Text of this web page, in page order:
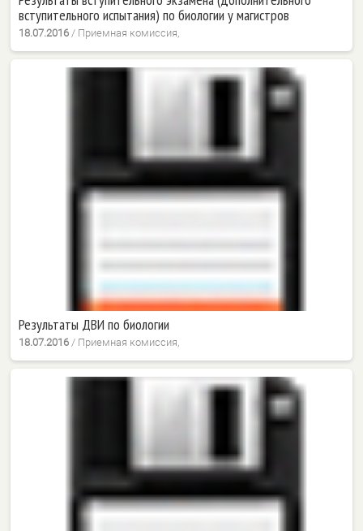
вступительного испытания) по биологии у магистров
18.07.2016 / Приемная комиссия,
Результаты ДВИ по биологии
18.07.2016 / Приемная комиссия,